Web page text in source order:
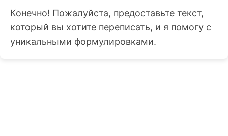
Конечно! Пожалуйста, предоставьте текст,
который вы хотите переписать, и я помогу с
уникальными формулировками.